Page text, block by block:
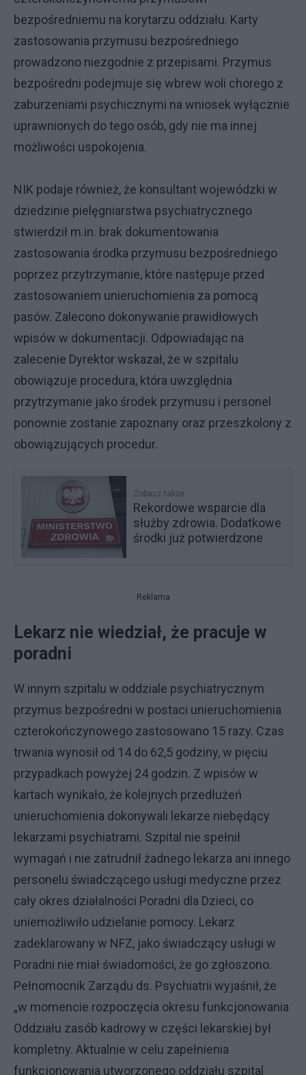
bezpośredniemu na korytarzu oddziału. Karty
zastosowania przymusu bezpośredniego
prowadzono niezgodnie z przepisami. Przymus
bezpośredni podejmuje się wbrew woli chorego z
zaburzeniami psychicznymi na wniosek wyłącznie
uprawnionych do tego osób, gdy nie ma innej
możliwości uspokojenia.
NIK podaje również, że konsultant wojewódzki w
dziedzinie pielęgniarstwa psychiatrycznego
stwierdził m.in. brak dokumentowania
zastosowania środka przymusu bezpośredniego
poprzez przytrzymanie, które następuje przed
zastosowaniem unieruchomienia za pomocą
pasów. Zalecono dokonywanie prawidłowych
wpisów w dokumentacji. Odpowiadając na
zalecenie Dyrektor wskazał, że w szpitalu
obowiązuje procedura, która uwzględnia
przytrzymanie jako środek przymusu i personel
ponownie zostanie zapoznany oraz przeszkolony z
obowiązujących procedur.
Zobacz także
Rekordowe wsparcie dla
służby zdrowia. Dodatkowe
środki już potwierdzone
Reklama
Lekarz nie wiedział, że pracuje w
poradni
W innym szpitalu w oddziale psychiatrycznym
przymus bezpośredni w postaci unieruchomienia
czterokończynowego zastosowano 15 razy. Czas
trwania wynosił od 14 do 62,5 godziny, w pięciu
przypadkach powyżej 24 godzin. Z wpisów w
kartach wynikało, że kolejnych przedłużeń
unieruchomienia dokonywali lekarze niebędący
lekarzami psychiatrami. Szpital nie spełnił
wymagań i nie zatrudnił żadnego lekarza ani innego
personelu świadczącego usługi medyczne przez
cały okres działalności Poradni dla Dzieci, co
uniemożliwiło udzielanie pomocy. Lekarz
zadeklarowany w NFZ, jako świadczący usługi w
Poradni nie miał świadomości, że go zgłoszono.
Pełnomocnik Zarządu ds. Psychiatrii wyjaśnił, że
„w momencie rozpoczęcia okresu funkcjonowania
Oddziału zasób kadrowy w części lekarskiej był
kompletny. Aktualnie w celu zapełnienia
funkcjonowania utworzonego oddziału szpital